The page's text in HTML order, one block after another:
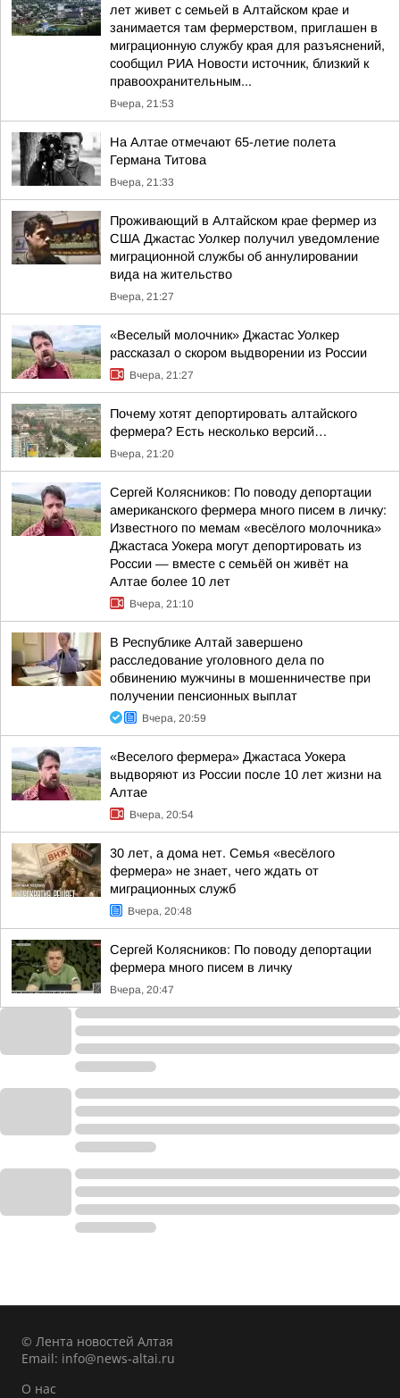
лет живет с семьей в Алтайском крае и
занимается там фермерством, приглашен в
миграционную службу края для разъяснений,
сообщил РИА Новости источник, близкий к
правоохранительным...
Вчера, 21:53
На Алтае отмечают 65-летие полета
Германа Титова
Вчера, 21:33
Проживающий в Алтайском крае фермер из
США Джастас Уолкер получил уведомление
миграционной службы об аннулировании
вида на жительство
Вчера, 21:27
«Веселый молочник» Джастас Уолкер
рассказал о скором выдворении из России
Вчера, 21:27
Почему хотят депортировать алтайского
фермера? Есть несколько версий…
Вчера, 21:20
Сергей Колясников: По поводу депортации
американского фермера много писем в личку:
Известного по мемам «весёлого молочника»
Джастаса Уокера могут депортировать из
России — вместе с семьёй он живёт на
Алтае более 10 лет
Вчера, 21:10
В Республике Алтай завершено
расследование уголовного дела по
обвинению мужчины в мошенничестве при
получении пенсионных выплат
Вчера, 20:59
«Веселого фермера» Джастаса Уокера
выдворяют из России после 10 лет жизни на
Алтае
Вчера, 20:54
30 лет, а дома нет. Семья «весёлого
фермера» не знает, чего ждать от
миграционных служб
Вчера, 20:48
Сергей Колясников: По поводу депортации
фермера много писем в личку
Вчера, 20:47
© Лента новостей Алтая
Email: info@news-altai.ru
О нас